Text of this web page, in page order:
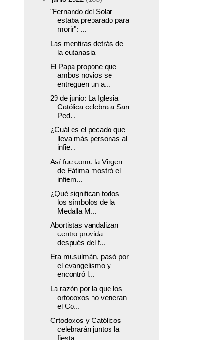
"Fernando del Solar
estaba preparado para
morir": ...
Las mentiras detrás de
la eutanasia
El Papa propone que
ambos novios se
entreguen un a...
29 de junio: La Iglesia
Católica celebra a San
Ped...
¿Cuál es el pecado que
lleva más personas al
infie...
Así fue como la Virgen
de Fátima mostró el
infiern...
¿Qué significan todos
los símbolos de la
Medalla M...
Abortistas vandalizan
centro provida
después del f...
Era musulmán, pasó por
el evangelismo y
encontró l...
La razón por la que los
ortodoxos no veneran
el Co...
Ortodoxos y Católicos
celebrarán juntos la
fiesta ...